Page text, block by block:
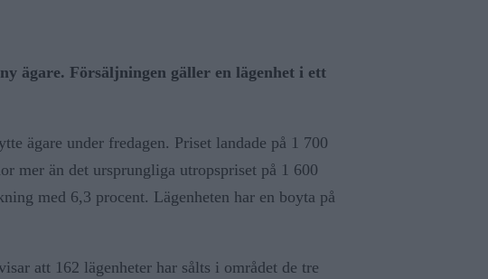
ägare. Försäljningen gäller en lägenhet i ett
ägare under fredagen. Priset landade på 1 700
mer än det ursprungliga utropspriset på 1 600
med 6,3 procent. Lägenheten har en boyta på
att 162 lägenheter har sålts i området de tre